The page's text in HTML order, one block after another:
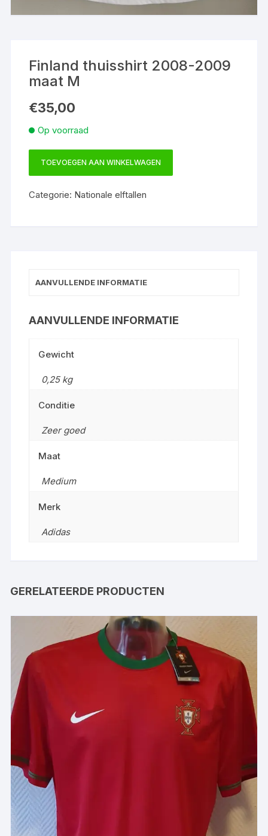
Finland thuisshirt 2008-2009
maat M
€35,00
Op voorraad
2008-
TOEVOEGEN AAN WINKELWAGEN
Categorie: Nationale elftallen
AANVULLENDE INFORMATIE
AANVULLENDE INFORMATIE
Gewicht
0,25 kg
Conditie
Zeer goed
Maat
Medium
Merk
Adidas
GERELATEERDE PRODUCTEN